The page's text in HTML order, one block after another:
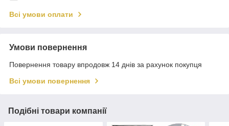
Всі умови оплати
Умови повернення
Повернення товару впродовж 14 днів за рахунок покупця
Всі умови повернення
Подібні товари компанії